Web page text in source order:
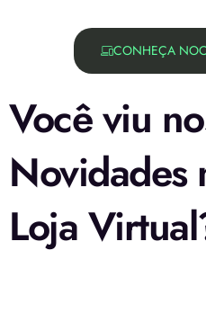
CONHEÇA
Você viu
Novidades
Loja